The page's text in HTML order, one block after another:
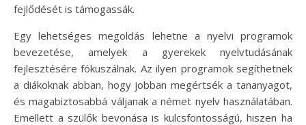
fejlődését is támogassák.
Egy lehetséges megoldás lehetne a nyelvi programok
bevezetése, amelyek a gyerekek nyelvtudásának
fejlesztésére fókuszálnak. Az ilyen programok segíthetnek
a diákoknak abban, hogy jobban megértsék a tananyagot,
és magabiztosabbá váljanak a német nyelv használatában.
Emellett a szülők bevonása is kulcsfontosságú, hiszen ha